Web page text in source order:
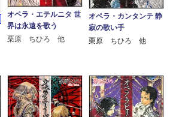
オペラ・エテルニタ 世
界は永遠を歌う
栗原 ちひろ 他
オペラ・カンタンテ 静
寂の歌い手
栗原 ちひろ 他